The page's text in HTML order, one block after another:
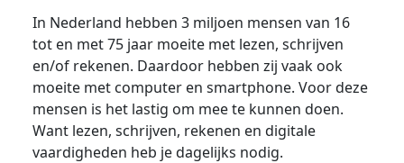
In Nederland hebben 3 miljoen mensen van 16
tot en met 75 jaar moeite met lezen, schrijven
en/of rekenen. Daardoor hebben zij vaak ook
moeite met computer en smartphone. Voor deze
mensen is het lastig om mee te kunnen doen.
Want lezen, schrijven, rekenen en digitale
vaardigheden heb je dagelijks nodig.